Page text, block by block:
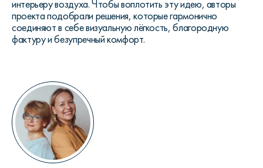
интерьеру воздуха. Чтобы воплотить эту идею, авторы
проекта подобрали решения, которые гармонично
соединяют в себе визуальную лёгкость, благородную
фактуру и безупречный комфорт.